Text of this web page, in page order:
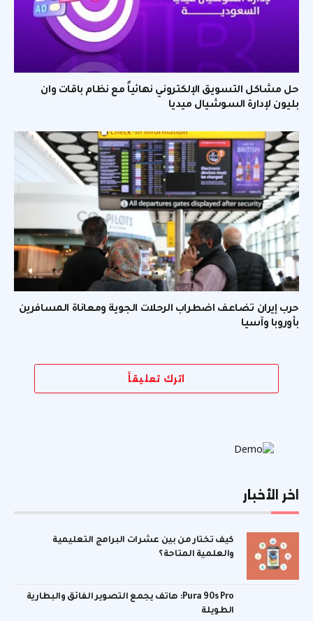
حل مشاكل التسويق الإلكتروني نهائياً مع نظام باقات وان
بليون لإدارة السوشيال ميديا
حرب إيران تضاعف اضطراب الرحلات الجوية ومعاناة المسافرين
بأوروبا وآسيا
اترك تعليقاً
اخر الأخبار
كيف تختار من بين عشرات البرامج التعليمية
والعلمية المتاحة؟
Pura 90s Pro: هاتف يجمع التصوير الفائق والبطارية
الطويلة